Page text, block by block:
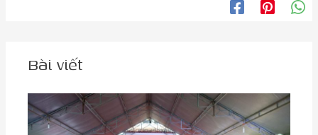
Bài viết